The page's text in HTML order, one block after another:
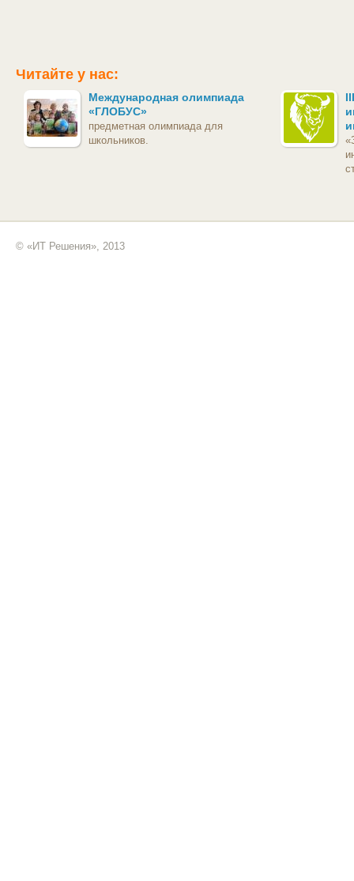
Читайте у нас:
Международная олимпиада
«ГЛОБУС»
предметная олимпиада для
школьников.
© «ИТ Решения», 2013